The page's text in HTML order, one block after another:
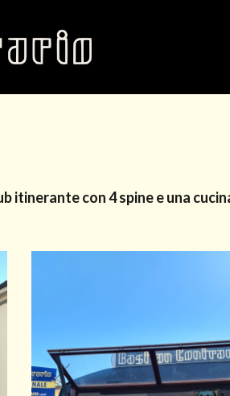
itinerante con 4 spine e una